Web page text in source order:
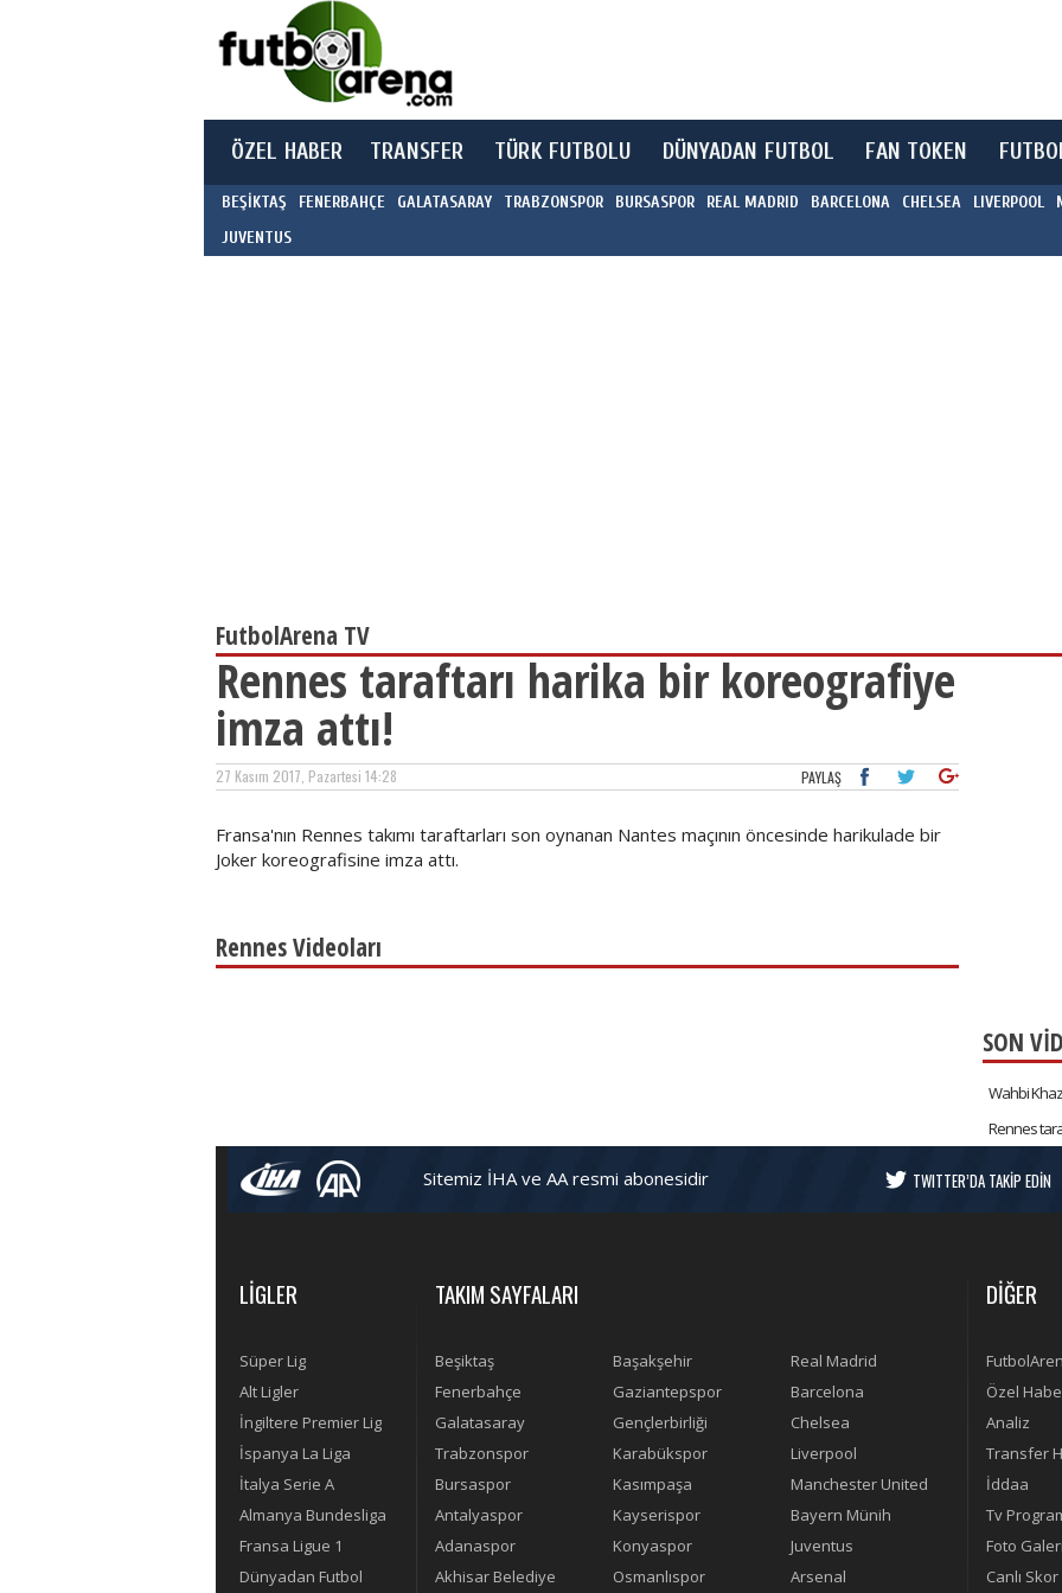
ÖZEL HABER TRANSFER TÜRK FUTBOLU DÜNYADAN FUTBOL FAN TOKEN
BEŞİKTAŞ FENERBAHÇE GALATASARAY TRABZONSPOR BURSASPOR REAL MADRID BARCELONA CHELSEA LIVERPOOL
JUVENTUS
FutbolArena TV
Rennes taraftarı harika bir koreografiye
imza attı!
27 Kasım 2017, Pazartesi 14:28 PAYLAŞ
Fransa'nın Rennes takımı taraftarları son oynanan Nantes maçının öncesinde harikulade bir
Joker koreografisine imza attı.
Rennes Videoları
SON
Wahbi
Rennes
Sitemiz İHA ve AA resmi abonesidir TWITTER’DA TAKİP EDİN
LİGLER
Süper Lig
Alt Ligler
İngiltere Premier Lig
İspanya La Liga
İtalya Serie A
Almanya Bundesliga
Fransa Ligue 1
Dünyadan Futbol
TAKIM SAYFALARI
Beşiktaş Başakşehir
Real Madrid
Fenerbahçe
Gaziantepspor
Barcelona
Galatasaray
Gençlerbirliği
Chelsea
Trabzonspor
Karabükspor
Liverpool
Bursaspor
Kasımpaşa
Manchester United
Antalyaspor
Kayserispor
Bayern Münih
Adanaspor
Konyaspor
Juventus
Akhisar Belediye
Osmanlıspor Arsenal
DİĞER
Özel
Analiz
Transfer
İddaa
Tv
Foto Galeri
Canlı Skor